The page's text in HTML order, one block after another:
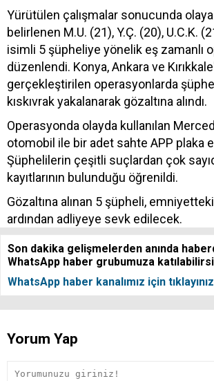
Yürütülen çalışmalar sonucunda olaya
belirlenen M.U. (21), Y.Ç. (20), U.C.K.
isimli 5 şüpheliye yönelik eş zamanlı
düzenlendi. Konya, Ankara ve
gerçekleştirilen operasyonlarda
kıskıvrak yakalanarak gözaltına alındı.
Operasyonda olayda kullanılan
otomobil ile bir adet sahte APP plaka
Şüphelilerin çeşitli suçlardan çok
kayıtlarının bulunduğu öğrenildi.
Gözaltına alınan 5 şüpheli,
ardından adliyeye sevk edilecek.
Son dakika gelişmelerden anında
WhatsApp haber grubumuza
WhatsApp haber kanalımız için
Yorum Yap